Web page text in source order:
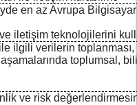
en az Avrupa
ve iletişim teknolojilerini
ilgili verilerin
aşamalarında toplumsal,
ve risk